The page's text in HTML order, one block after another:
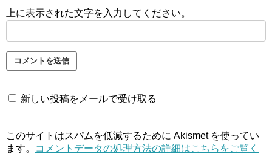
上に表示された文字を入力してください。
新しい投稿をメールで受け取る
このサイトはスパムを低減するために Akismet を使ってい
ます。
コメントデータの処理方法の詳細はこちらをご覧く